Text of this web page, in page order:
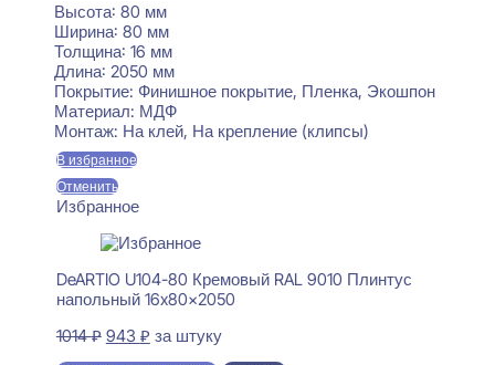
Высота: 80 мм
Ширина: 80 мм
Толщина: 16 мм
Длина: 2050 мм
Покрытие: Финишное покрытие, Пленка, Экошпон
Материал: МДФ
Монтаж: На клей, На крепление (клипсы)
В избранное
Отменить
Избранное
DeARTIO U104-80 Кремовый RAL 9010 Плинтус
напольный 16x80x2050
1014₽ Первоначальная
943 ₽Текущая
за штуку